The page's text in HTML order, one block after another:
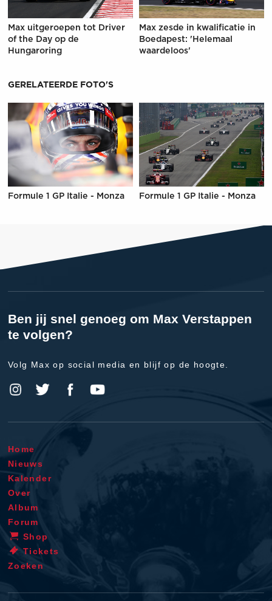
Max uitgeroepen tot Driver
of the Day op de
Hungaroring
Max zesde in kwalificatie in
Boedapest: 'Helemaal
waardeloos'
GERELATEERDE FOTO'S
Formule 1 GP Italie - Monza Formule 1 GP Italie - Monza
Ben jij snel genoeg om Max Verstappen
te volgen?
Volg Max op social media en blijf op de hoogte.
Home
Nieuws
Kalender
Over
Album
Forum
Shop
Tickets
Zoeken